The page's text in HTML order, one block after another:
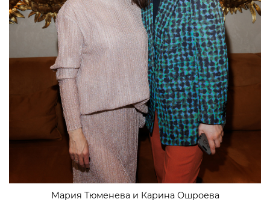
Мария Тюменева и Карина Ошроева